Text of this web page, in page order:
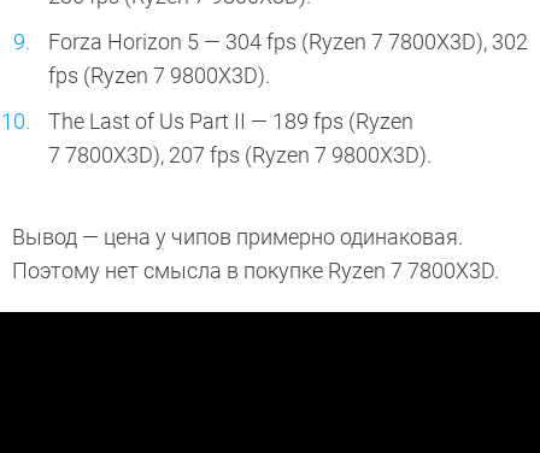
Forza Horizon 5 — 304 fps (Ryzen 7 7800X3D), 302
fps (Ryzen 7 9800X3D).
The Last of Us Part II — 189 fps (Ryzen
7 7800X3D), 207 fps (Ryzen 7 9800X3D).
Вывод — цена у чипов примерно одинаковая.
Поэтому нет смысла в покупке Ryzen 7 7800X3D.